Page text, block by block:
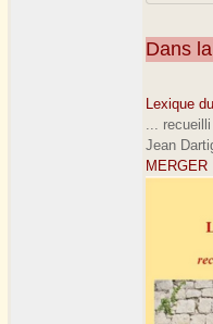
Dans
Lexique
...
Jean
MERGER